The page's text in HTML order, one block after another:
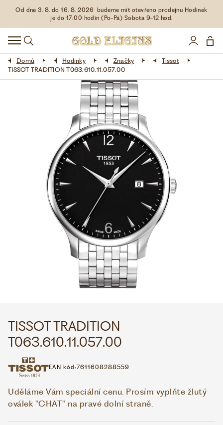
Od dne 3. 8. do 16. 8. 2026 budeme mít otevřeno prodejnu Hodinek
je do 17:00 hodin (Po-Pá) Sobota 9-12 hod.
HODINKY
DOPLŇKY
ŠPERKY
LIMITOVANÉ EDICE
VŠE O NÁKUPU
KONTAKT
WHATSAPP VIBER
VOLEJTE 9:00–18:00 +420 775 138 346
Domů Hodinky Značky
Tissot
TISSOT TRADITION T063.610.11.057.00
TISSOT TRADITION
T063.610.11.057.00
EAN kód:7611608288559
Uděláme Vám speciální cenu. Prosím vyplňte žlutý
oválek "CHAT" na pravé dolní straně.